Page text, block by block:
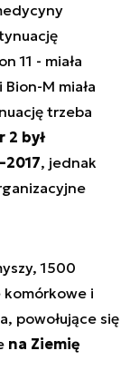
11 - miała
M miała
trzeba
2 był
, jednak
1500
i
powołujące się
na Ziemię